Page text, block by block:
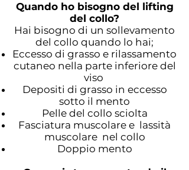
Quando ho bisogno del lifting
del collo?
Hai bisogno di un sollevamento
del collo quando lo hai;
Eccesso di grasso e rilassamento
cutaneo nella parte inferiore del
viso
Depositi di grasso in eccesso
sotto il mento
Pelle del collo sciolta
Fasciatura muscolare e lassità
muscolare nel collo
Doppio mento